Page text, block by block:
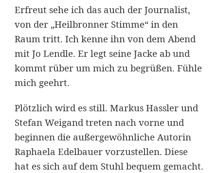
Erfreut sehe ich das auch der Journalist,
von der „Heilbronner Stimme“ in den
Raum tritt. Ich kenne ihn von dem Abend
mit Jo Lendle. Er legt seine Jacke ab und
kommt rüber um mich zu begrüßen. Fühle
mich geehrt.
Plötzlich wird es still. Markus Hassler und
Stefan Weigand treten nach vorne und
beginnen die außergewöhnliche Autorin
Raphaela Edelbauer vorzustellen. Diese
hat es sich auf dem Stuhl bequem gemacht.